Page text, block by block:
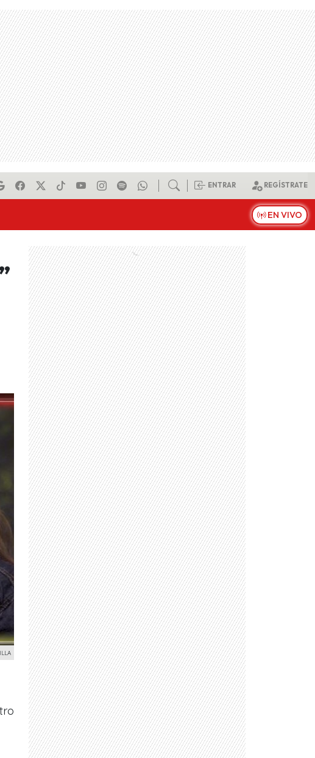
ENTRAR REGÍSTRATE
EN VIVO